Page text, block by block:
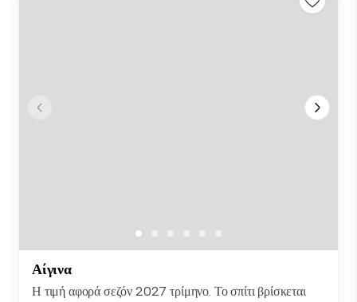
Αίγινα
Η τιμή αφορά σεζόν 2027 τρίμηνο. Το σπίτι βρίσκεται